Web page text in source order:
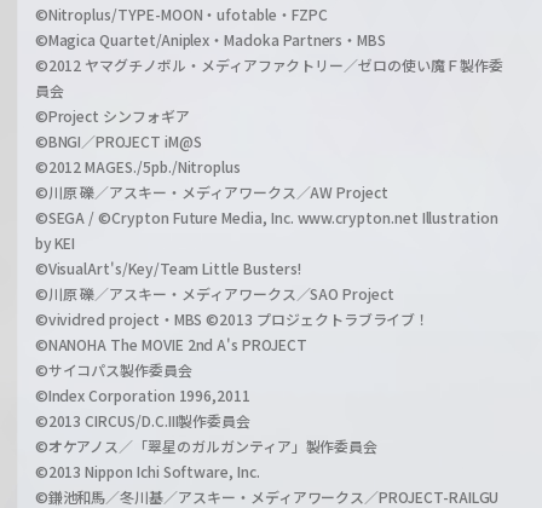
©Nitroplus/TYPE-MOON・ufotable・FZPC
©Magica Quartet/Aniplex・Madoka Partners・MBS
©2012 ヤマグチノボル・メディアファクトリー／ゼロの使い魔Ｆ製作委
員会
©Project シンフォギア
©BNGI／PROJECT iM@S
©2012 MAGES./5pb./Nitroplus
©川原 礫／アスキー・メディアワークス／AW Project
©SEGA / ©Crypton Future Media, Inc. www.crypton.net Illustration
by KEI
©VisualArt's/Key/Team Little Busters!
©川原 礫／アスキー・メディアワークス／SAO Project
©vividred project・MBS ©2013 プロジェクトラブライブ！
©NANOHA The MOVIE 2nd A's PROJECT
©サイコパス製作委員会
©Index Corporation 1996,2011
©2013 CIRCUS/D.C.III製作委員会
©オケアノス／「翠星のガルガンティア」製作委員会
©2013 Nippon Ichi Software, Inc.
©鎌池和馬／冬川基／アスキー・メディアワークス／PROJECT-RAILGU